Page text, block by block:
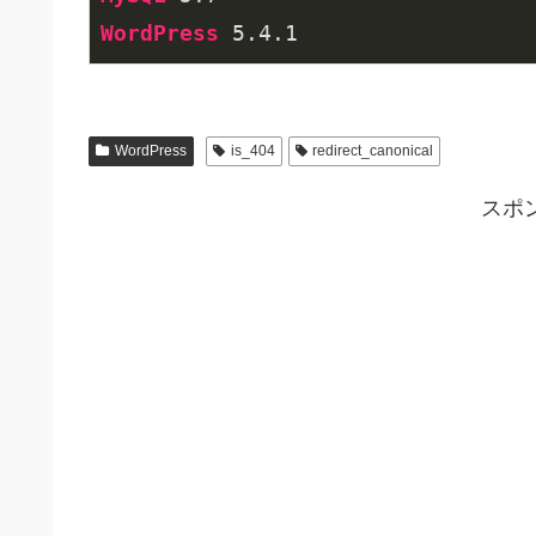
WordPress 5 .4 .1
WordPress is_404 redirect_canonical
スポ